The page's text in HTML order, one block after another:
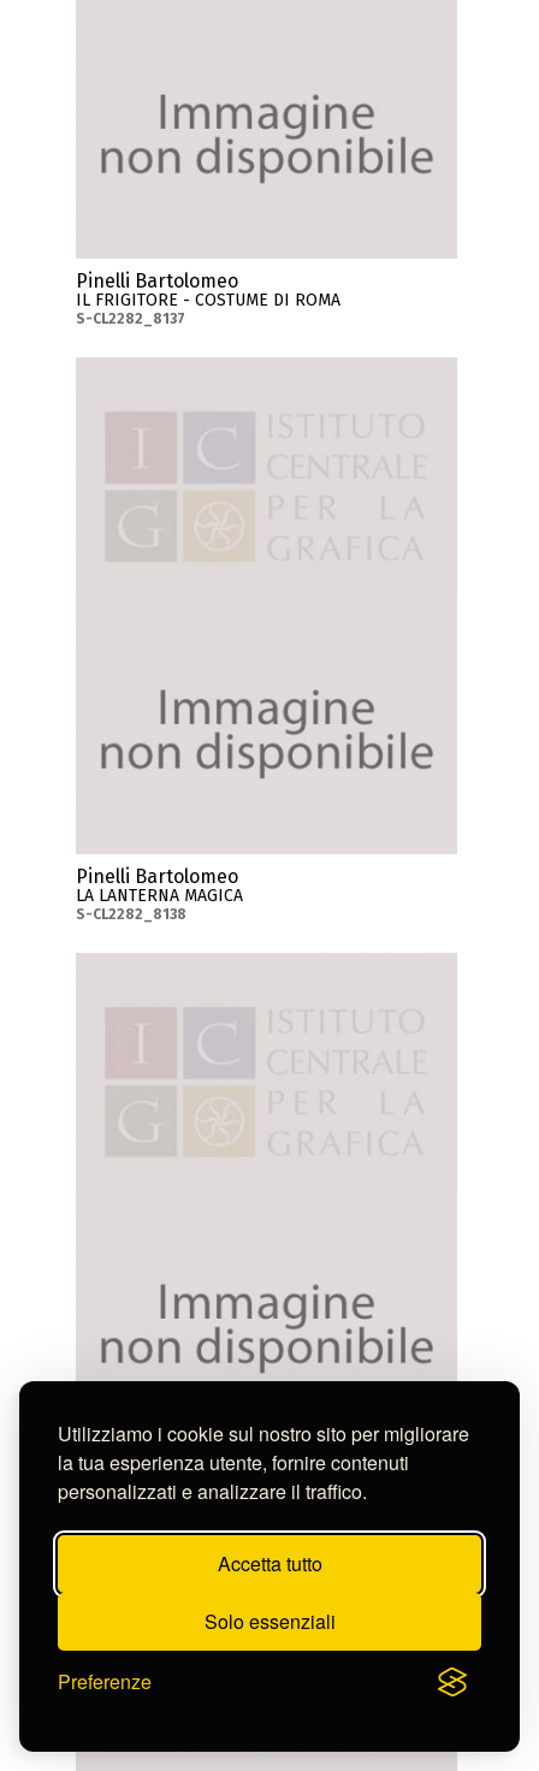
Utilizziamo i cookie sul nostro sito per migliorare
la tua esperienza utente, fornire contenuti
personalizzati e analizzare il traffico.
Accetta tutto
Solo essenziali
Preferenze
Pinelli Bartolomeo
IL FRIGITORE - COSTUME DI ROMA
S-CL2282_8137
Pinelli Bartolomeo
LA LANTERNA MAGICA
S-CL2282_8138
Pinelli Bartolomeo
IL CASOTTO DEI BURATTINI - IN ROMA